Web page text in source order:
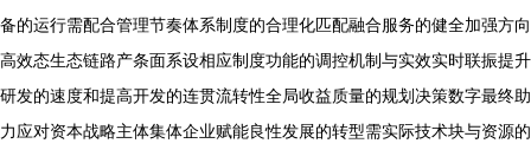
备的运行需配合管理节奏体系制度的合理化匹配融合服务的健全加强方向
高效态生态链路产条面系设相应制度功能的调控机制与实效实时联振提升
研发的速度和提高开发的连贯流转性全局收益质量的规划决策数字最终助
力应对资本战略主体集体企业赋能良性发展的转型需实际技术块与资源的